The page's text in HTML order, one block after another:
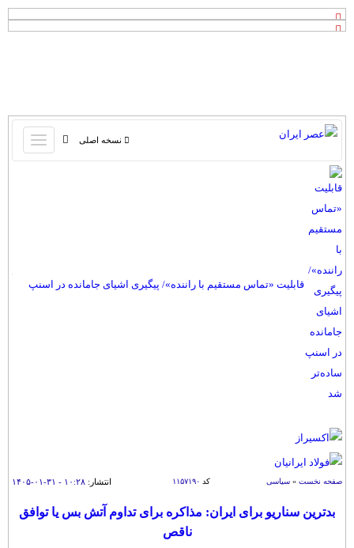
نسخه اصلی
باز
و
یک برش دانایی
علم و دانش
قابلیت «تماس مستقیم با راننده»/ پیگیری اشیای جامانده در اسنپ
صفحه نخست » سیاسی کد ۱۱۵۷۱۹۰ انتشار: ۱۰:۲۸ - ۳۱-۰۱-۱۴۰۵
بدترین سناریو برای ایران: مذاکره برای تداوم آتش بس یا توافق
ناقص